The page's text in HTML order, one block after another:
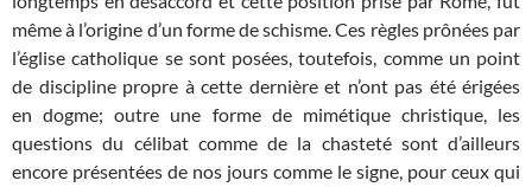
même à l’origine d’un forme de schisme. Ces règles prônées par
l’église catholique se sont posées, toutefois, comme un point
de discipline propre à cette dernière et n’ont pas été érigées
en dogme; outre une forme de mimétique christique, les
questions du célibat comme de la chasteté sont d’ailleurs
encore présentées de nos jours comme le signe, pour ceux qui